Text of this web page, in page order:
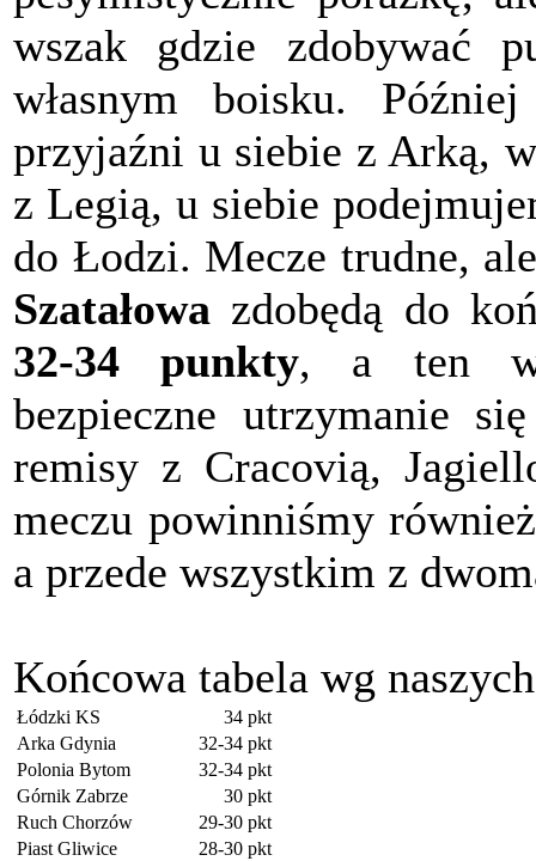
wszak gdzie zdobywać
własnym boisku.
przyjaźni u siebie z Arką,
z Legią, u siebie
do Łodzi. Mecze trudne,
Szatałowa zdobędą do
32-34 punkty, a ten
bezpieczne utrzymanie
remisy z Cracovią,
meczu powinniśmy
a przede wszystkim z
Końcowa tabela wg
Łódzki KS
34 pkt
Arka Gdynia
32-34 pkt
Polonia Bytom
32-34 pkt
Górnik Zabrze
30 pkt
Ruch Chorzów
29-30 pkt
Piast Gliwice
28-30 pkt